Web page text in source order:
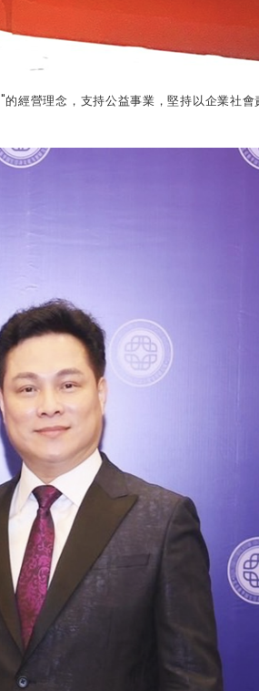
"的經營理念，支持公益事業，堅持以企業社會